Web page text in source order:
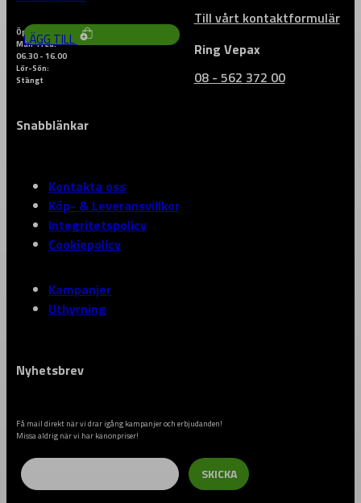
LÄGG TILL
Till vårt kontaktformulär
Öppettider
Mån-Fred:
06.30 - 16.00
Lör-Sön:
Stängt
Ring Vepax
08 - 562 372 00
Snabblänkar
Kontakta oss
Köp- & Leveransvillkor
Integritetspolicy
Cookiepolicy
Kampanjer
Uthyrning
Nyhetsbrev
Få mail direkt när vi drar igång kampanjer och erbjudanden!
Missa aldrig när vi har kanonpriser!
Email
SKICKA